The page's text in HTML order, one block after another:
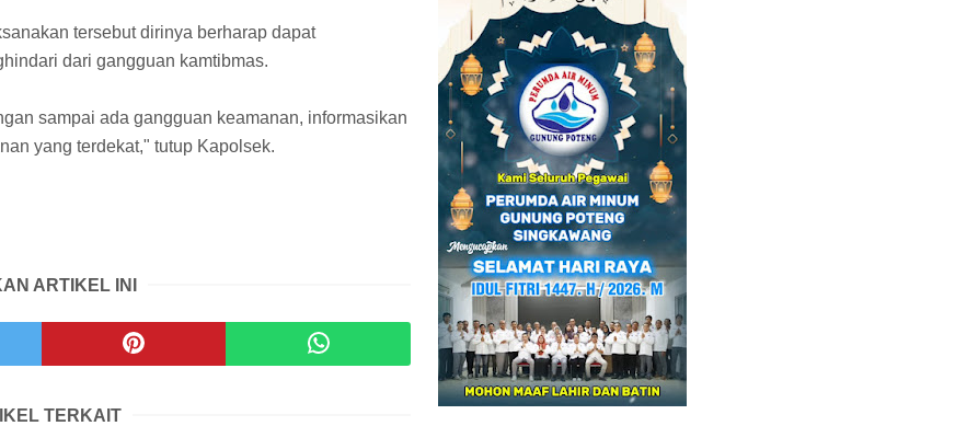
tersebut dirinya berharap dapat
dari gangguan kamtibmas.
sampai ada gangguan keamanan, informasikan
yang terdekat," tutup Kapolsek.
ARTIKEL INI
TERKAIT